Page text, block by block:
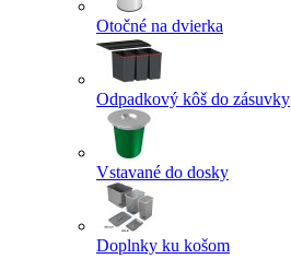
Otočné na dvierka
Odpadkový kôš do zásuvky
Vstavané do dosky
Doplnky ku košom